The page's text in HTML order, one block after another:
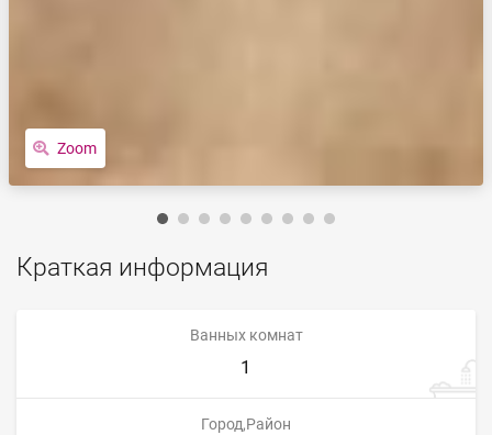
Zoom
Краткая информация
Ванных комнат
1
Город,Район